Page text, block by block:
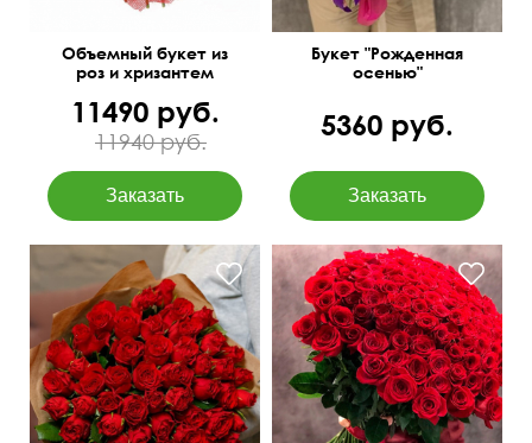
Объемный букет из
роз и хризантем
11490 руб.
11940 руб.
Букет "Рожденная
осенью"
5360 руб.
Мини-розочки 40 см
Букет-конструктор
90 см
см